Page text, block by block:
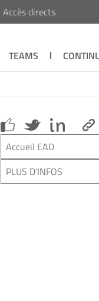
Accès directs
TEAMS
Accueil EAD
PLUS D'INFOS